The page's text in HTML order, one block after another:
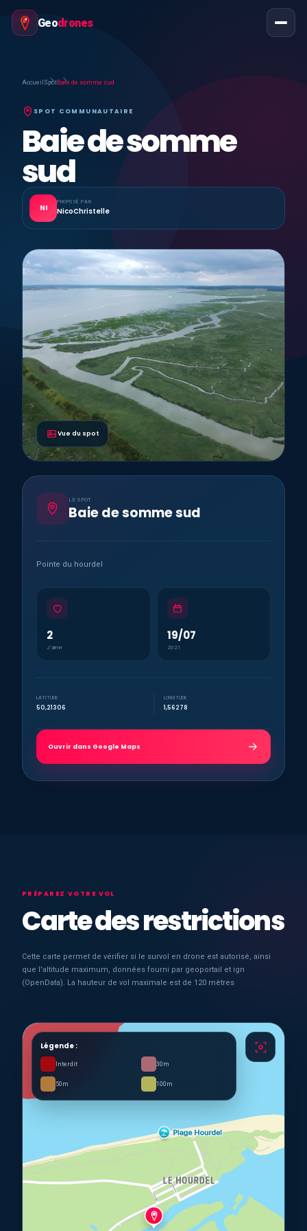
Geodrones
Accueil SpotBaie de somme sud
SPOT COMMUNAUTAIRE
Baie de somme
sud
NI
PROPOSÉ PAR
NicoChristelle
Vue du spot
LE SPOT
Baie de somme sud
Pointe du hourdel
2
J’aime
19/07
2021
LATITUDE
50,21306
LONGITUDE
1,56278
Ouvrir dans Google Maps
PRÉPAREZ VOTRE VOL
Carte des restrictions
Cette carte permet de vérifier si le survol en drone est autorisé, ainsi
que l'altitude maximum, données fourni par geoportail et ign
(OpenData). La hauteur de vol maximale est de 120 mètres
Légende :
Interdit 30m
50m 100m